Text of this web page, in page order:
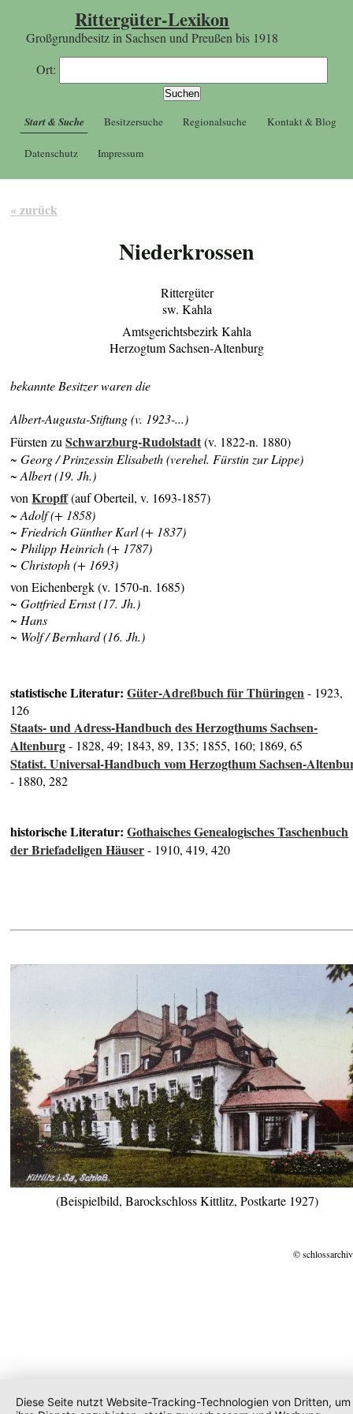
Rittergüter-Lexikon
Großgrundbesitz in Sachsen und Preußen bis 1918
Ort:
Start & Suche Besitzersuche Regionalsuche Kontakt & Blog
Datenschutz Impressum
« zurück
Niederkrossen
Rittergüter
sw. Kahla
Amtsgerichtsbezirk Kahla
Herzogtum Sachsen-Altenburg
bekannte Besitzer waren die
Albert-Augusta-Stiftung (v. 1923-...)
Fürsten zuSchwarzburg-Rudolstadt(v. 1822-n. 1880)
~ Georg / Prinzessin Elisabeth (verehel. Fürstin zur Lippe)
~ Albert (19. Jh.)
vonKropff(auf Oberteil, v. 1693-1857)
~ Adolf (+ 1858)
~ Friedrich Günther Karl (+ 1837)
~ Philipp Heinrich (+ 1787)
~ Christoph (+ 1693)
von Eichenbergk (v. 1570-n. 1685)
~ Gottfried Ernst (17. Jh.)
~ Hans
~ Wolf / Bernhard (16. Jh.)
statistische Literatur:Güter-Adreßbuch für Thüringen- 1923,
126
Staats- und Adress-Handbuch des Herzogthums Sachsen-
Altenburg- 1828, 49; 1843, 89, 135; 1855, 160; 1869, 65
Statist. Universal-Handbuch vom Herzogthum Sachsen-
- 1880, 282
historische Literatur:Gothaisches Genealogisches Taschenbuch
der Briefadeligen Häuser- 1910, 419, 420
(Beispielbild, Barockschloss Kittlitz, Postkarte 1927)
©
Diese Seite nutzt Website-Tracking-Technologien von Dritten, um